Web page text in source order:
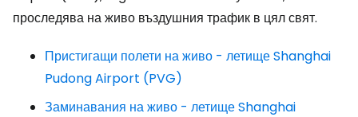
проследява на живо въздушния трафик в цял свят.
Пристигащи полети на живо - летище Shanghai
Pudong Airport (PVG)
Заминавания на живо - летище Shanghai